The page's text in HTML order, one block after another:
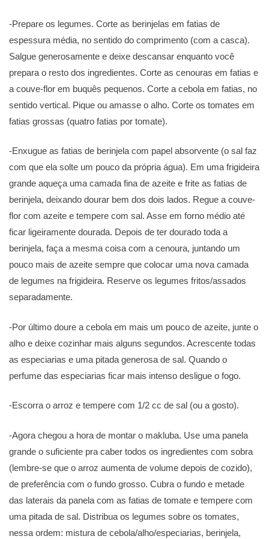
-Prepare os legumes. Corte as berinjelas em fatias de
espessura média, no sentido do comprimento (com a casca).
Salgue generosamente e deixe descansar enquanto você
prepara o resto dos ingredientes. Corte as cenouras em fatias e
a couve-flor em buquês pequenos. Corte a cebola em fatias, no
sentido vertical. Pique ou amasse o alho. Corte os tomates em
fatias grossas (quatro fatias por tomate).
-Enxugue as fatias de berinjela com papel absorvente (o sal faz
com que ela solte um pouco da própria água). Em uma frigideira
grande aqueça uma camada fina de azeite e frite as fatias de
berinjela, deixando dourar bem dos dois lados. Regue a couve-
flor com azeite e tempere com sal. Asse em forno médio até
ficar ligeiramente dourada. Depois de ter dourado toda a
berinjela, faça a mesma coisa com a cenoura, juntando um
pouco mais de azeite sempre que colocar uma nova camada
de legumes na frigideira. Reserve os legumes fritos/assados
separadamente.
-Por último doure a cebola em mais um pouco de azeite, junte o
alho e deixe cozinhar mais alguns segundos. Acrescente todas
as especiarias e uma pitada generosa de sal. Quando o
perfume das especiarias ficar mais intenso desligue o fogo.
-Escorra o arroz e tempere com 1/2 cc de sal (ou a gosto).
-Agora chegou a hora de montar o makluba. Use uma panela
grande o suficiente pra caber todos os ingredientes com sobra
(lembre-se que o arroz aumenta de volume depois de cozido),
de preferência com o fundo grosso. Cubra o fundo e metade
das laterais da panela com as fatias de tomate e tempere com
uma pitada de sal. Distribua os legumes sobre os tomates,
nessa ordem: mistura de cebola/alho/especiarias, berinjela,